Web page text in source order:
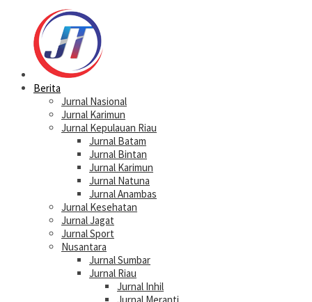
Berita
Jurnal Nasional
Jurnal Karimun
Jurnal Kepulauan Riau
Jurnal Batam
Jurnal Bintan
Jurnal Karimun
Jurnal Natuna
Jurnal Anambas
Jurnal Kesehatan
Jurnal Jagat
Jurnal Sport
Nusantara
Jurnal Sumbar
Jurnal Riau
Jurnal Inhil